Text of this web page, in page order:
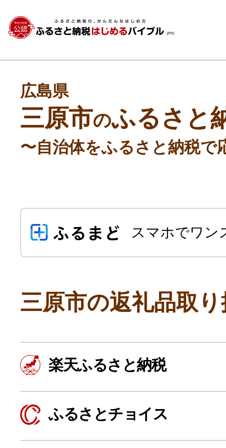
よく見られている返礼品
ふるさと納税徹底比較
広島県
三原市のふるさと
〜自治体をふるさと納税で
スマホでワン
三原市の返礼品取
楽天ふるさと納税
ふるさとチョイス